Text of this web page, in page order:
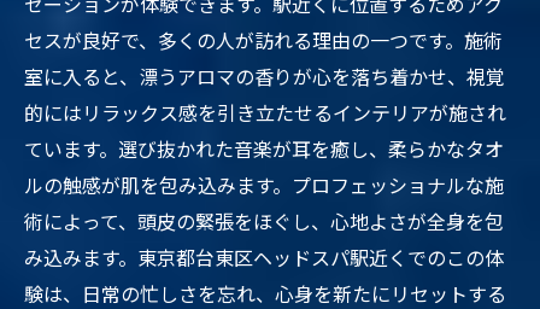
セスが良好で、多くの人が訪れる理由の一つです。施術
室に入ると、漂うアロマの香りが心を落ち着かせ、視覚
的にはリラックス感を引き立たせるインテリアが施され
ています。選び抜かれた音楽が耳を癒し、柔らかなタオ
ルの触感が肌を包み込みます。プロフェッショナルな施
術によって、頭皮の緊張をほぐし、心地よさが全身を包
み込みます。東京都台東区ヘッドスパ駅近くでのこの体
験は、日常の忙しさを忘れ、心身を新たにリセットする